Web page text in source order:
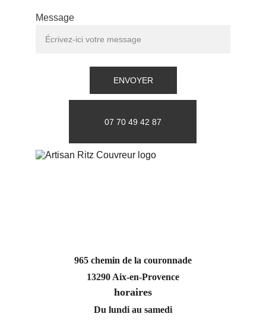
Message
ENVOYER
07 70 49 42 87
965 chemin de la couronnade
13290 Aix-en-Provence
horaires
Du lundi au samedi